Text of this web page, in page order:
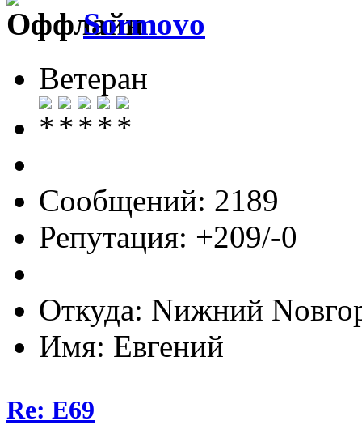
Sormovo
Ветеран
Сообщений: 2189
Репутация: +209/-0
Откуда: Nижний
Имя: Евгений
Re: E69